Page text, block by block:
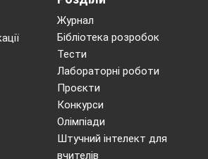
Журнал
Бібліотека розробок
Тести
Лабораторні роботи
Проєкти
Конкурси
Олімпіади
Штучний інтелект для
вчителів